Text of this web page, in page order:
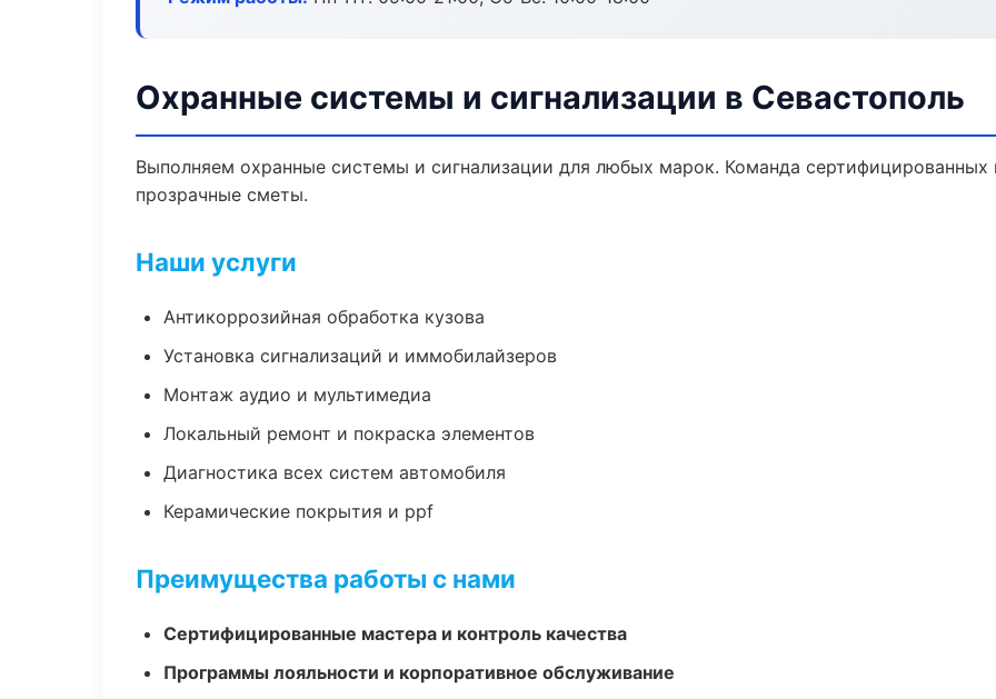
Охранные системы и сигнализации в Севастополь
Выполняем охранные системы и сигнализации для любых марок. Команда сертифицированных
прозрачные сметы.
Наши услуги
Антикоррозийная обработка кузова
Установка сигнализаций и иммобилайзеров
Монтаж аудио и мультимедиа
Локальный ремонт и покраска элементов
Диагностика всех систем автомобиля
Керамические покрытия и ppf
Преимущества работы с нами
Сертифицированные мастера и контроль качества
Программы лояльности и корпоративное обслуживание